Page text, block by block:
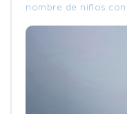
nombre de niños